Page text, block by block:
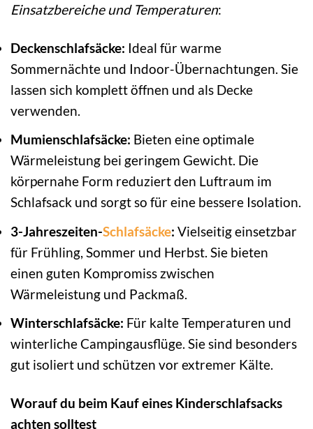
Einsatzbereiche und Temperaturen:
Deckenschlafsäcke: Ideal für warme
Sommernächte und Indoor-Übernachtungen. Sie
lassen sich komplett öffnen und als Decke
verwenden.
Mumienschlafsäcke: Bieten eine optimale
Wärmeleistung bei geringem Gewicht. Die
körpernahe Form reduziert den Luftraum im
Schlafsack und sorgt so für eine bessere Isolation.
3-Jahreszeiten-Schlafsäcke: Vielseitig einsetzbar
für Frühling, Sommer und Herbst. Sie bieten
einen guten Kompromiss zwischen
Wärmeleistung und Packmaß.
Winterschlafsäcke: Für kalte Temperaturen und
winterliche Campingausflüge. Sie sind besonders
gut isoliert und schützen vor extremer Kälte.
Worauf du beim Kauf eines Kinderschlafsacks
achten solltest